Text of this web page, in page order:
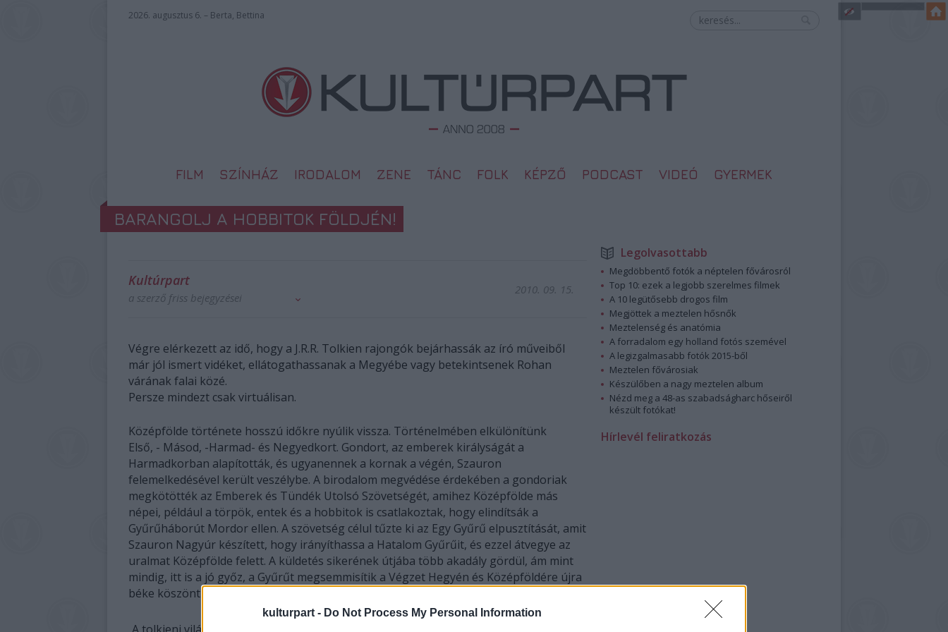
kulturpart - Do Not Process My Personal Information
2026. augusztus 6. – Berta, Bettina
FILM SZÍNHÁZ IRODALOM ZENE TÁNC FOLK KÉPZŐ PODCAST VIDEÓ GYERMEK
BARANGOLJ A HOBBITOK FÖLDJÉN!
Kultúrpart
a szerző friss bejegyzései
2010. 09. 15.
Végre elérkezett az idő, hogy a J.R.R. Tolkien rajongók bejárhassák az író műveiből
már jól ismert vidéket, ellátogathassanak a Megyébe vagy betekintsenek Rohan
várának falai közé.
Persze mindezt csak virtuálisan.
Középfölde története hosszú időkre nyúlik vissza. Történelmében elkülönítünk
Első, - Másod, -Harmad- és Negyedkort. Gondort, az emberek királyságát a
Harmadkorban alapították, és ugyanennek a kornak a végén, Szauron
felemelkedésével került veszélybe. A birodalom megvédése érdekében a gondoriak
megkötötték az Emberek és Tündék Utolsó Szövetségét, amihez Középfölde más
népei, például a törpök, entek és a hobbitok is csatlakoztak, hogy elindítsák a
Gyűrűháborút Mordor ellen. A szövetség célul tűzte ki az Egy Gyűrű elpusztítását, amit
Szauron Nagyúr készített, hogy irányíthassa a Hatalom Gyűrűit, és ezzel átvegye az
uralmat Középfölde felett. A küldetés sikerének útjába több akadály gördül, ám mint
mindig, itt is a jó győz, a Gyűrűt megsemmisítik a Végzet Hegyén és Középföldére újra
béke köszönt be.
Legolvasottabb
Megdöbbentő fotók a néptelen fővárosról
Top 10: ezek a legjobb szerelmes filmek
A 10 legütősebb drogos film
Megjöttek a meztelen hősnők
Meztelenség és anatómia
A forradalom egy holland fotós szemével
A legizgalmasabb fotók 2015-ből
Meztelen fővárosiak
Készülőben a nagy meztelen album
Nézd meg a 48-as szabadságharc hőseiről
készült fotókat!
Hírlevél feliratkozás